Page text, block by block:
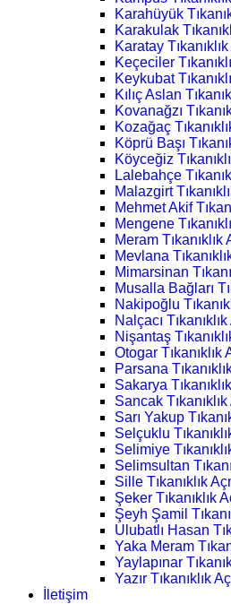
Karahüyük
Karakulak
Karatay
Keçeciler
Keykubat
Kılıç Aslan
Kovanağzı
Kozağaç
Köprü Başı
Köyceğiz
Lalebahçe
Malazgirt
Mehmet Akif
Mengene
Meram Tıkanıklık
Mevlana
Mimarsinan
Musalla Bağları
Nakipoğlu
Nalçacı
Nişantaş
Otogar Tıkanıklık
Parsana
Sakarya
Sancak
Sarı Yakup
Selçuklu
Selimiye
Selimsultan
Sille Tıkanıklık
Şeker Tıkanıklık
Şeyh Şamil
Ulubatlı Hasan
Yaka Meram
Yaylapınar
Yazır Tıkanıklık
İletişim